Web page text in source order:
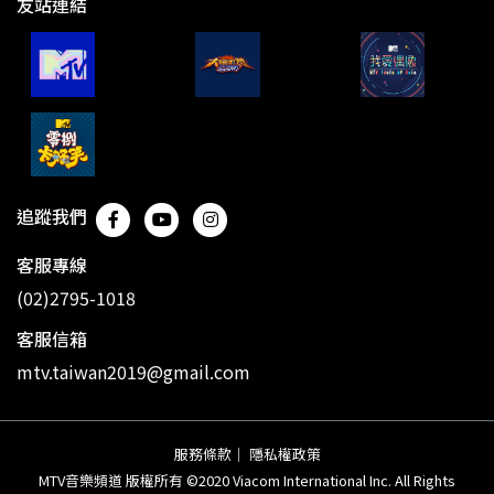
追蹤我們
客服專線
(02)2795-1018
客服信箱
mtv.taiwan2019@gmail.com
服務條款 ｜ 隱私權政策
MTV音樂頻道 版權所有 ©2020 Viacom International Inc. All Rights